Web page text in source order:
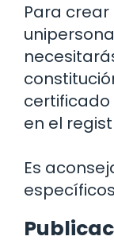
Para
certificado
en el
Es